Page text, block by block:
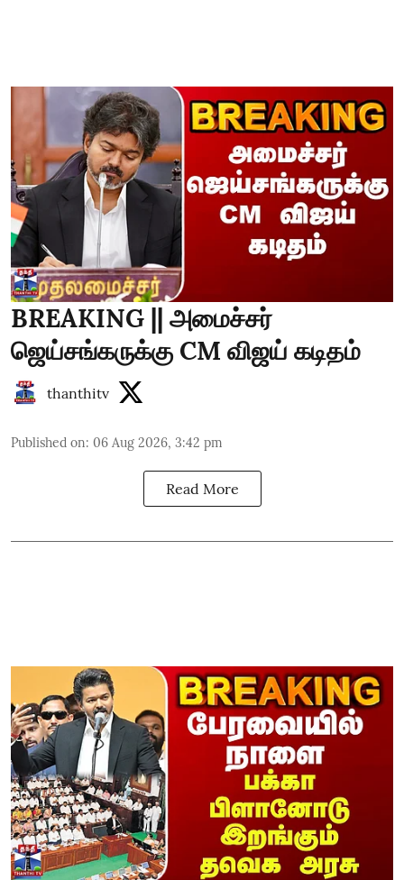
BREAKING || அமைச்சர்
ஜெய்சங்கருக்கு CM விஜய் கடிதம்
thanthitv
Published on: 06 Aug 2026, 3:42 pm
Read More